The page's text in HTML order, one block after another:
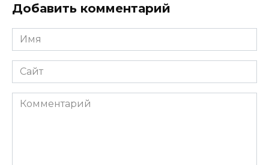
Добавить комментарий
Имя
*
Сайт
Комментарий